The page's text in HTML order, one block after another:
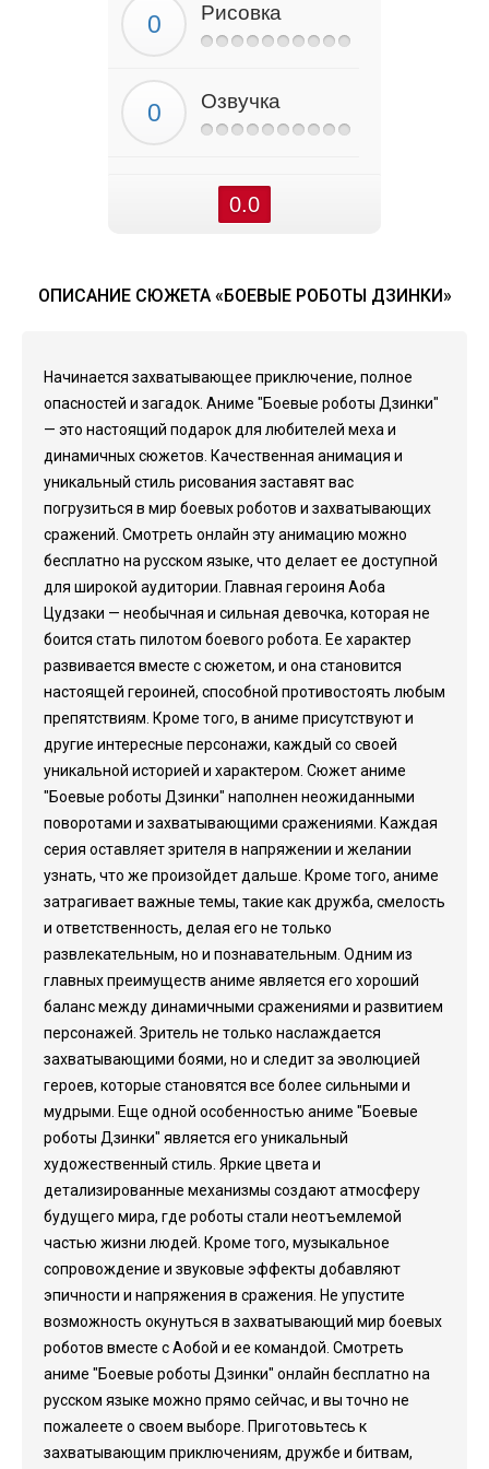
Рисовка
Озвучка
0.0
ОПИСАНИЕ СЮЖЕТА «БОЕВЫЕ РОБОТЫ ДЗИНКИ»
Начинается захватывающее приключение, полное
опасностей и загадок. Аниме "Боевые роботы Дзинки"
— это настоящий подарок для любителей меха и
динамичных сюжетов. Качественная анимация и
уникальный стиль рисования заставят вас
погрузиться в мир боевых роботов и захватывающих
сражений. Смотреть онлайн эту анимацию можно
бесплатно на русском языке, что делает ее доступной
для широкой аудитории. Главная героиня Аоба
Цудзаки — необычная и сильная девочка, которая не
боится стать пилотом боевого робота. Ее характер
развивается вместе с сюжетом, и она становится
настоящей героиней, способной противостоять любым
препятствиям. Кроме того, в аниме присутствуют и
другие интересные персонажи, каждый со своей
уникальной историей и характером. Сюжет аниме
"Боевые роботы Дзинки" наполнен неожиданными
поворотами и захватывающими сражениями. Каждая
серия оставляет зрителя в напряжении и желании
узнать, что же произойдет дальше. Кроме того, аниме
затрагивает важные темы, такие как дружба, смелость
и ответственность, делая его не только
развлекательным, но и познавательным. Одним из
главных преимуществ аниме является его хороший
баланс между динамичными сражениями и развитием
персонажей. Зритель не только наслаждается
захватывающими боями, но и следит за эволюцией
героев, которые становятся все более сильными и
мудрыми. Еще одной особенностью аниме "Боевые
роботы Дзинки" является его уникальный
художественный стиль. Яркие цвета и
детализированные механизмы создают атмосферу
будущего мира, где роботы стали неотъемлемой
частью жизни людей. Кроме того, музыкальное
сопровождение и звуковые эффекты добавляют
эпичности и напряжения в сражения. Не упустите
возможность окунуться в захватывающий мир боевых
роботов вместе с Аобой и ее командой. Смотреть
аниме "Боевые роботы Дзинки" онлайн бесплатно на
русском языке можно прямо сейчас, и вы точно не
пожалеете о своем выборе. Приготовьтесь к
захватывающим приключениям, дружбе и битвам,